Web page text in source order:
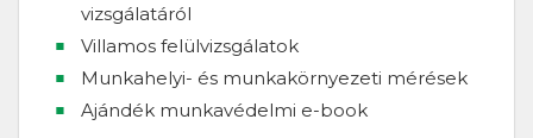
vizsgálatáról
Villamos felülvizsgálatok
Munkahelyi- és munkakörnyezeti mérések
Ajándék munkavédelmi e-book